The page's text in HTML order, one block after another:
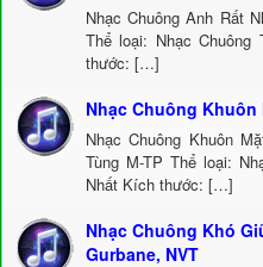
Nhạc Chuông Anh Rất
Thể loại: Nhạc
thước: […]
Nhạc Chuông
Nhạc Chuông Khuôn
Tùng M-TP Thể loại:
Nhất Kích thước: […]
Nhạc Chuông Khó
Gurbane, NVT